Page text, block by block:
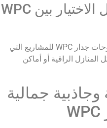
آراء الخبراء حول الاختيار بين WPC
غالبا ما يختار المحترفون لوحات جدار WPC للمشاريع التي
الراقية أو أماكن
جمالية